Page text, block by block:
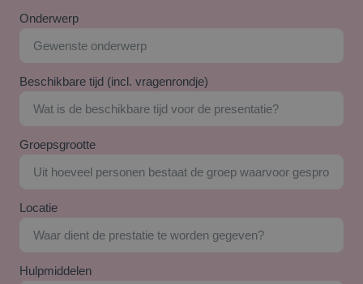
Onderwerp
Beschikbare tijd (incl. vragenrondje)
Groepsgrootte
Locatie
Hulpmiddelen